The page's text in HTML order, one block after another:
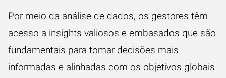
Por meio da análise de dados, os gestores têm
acesso a insights valiosos e embasados que são
fundamentais para tomar decisões mais
informadas e alinhadas com os objetivos globais